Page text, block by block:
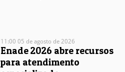
11:00 05 de agosto de 2026
Enade 2026 abre recursos
para atendimento